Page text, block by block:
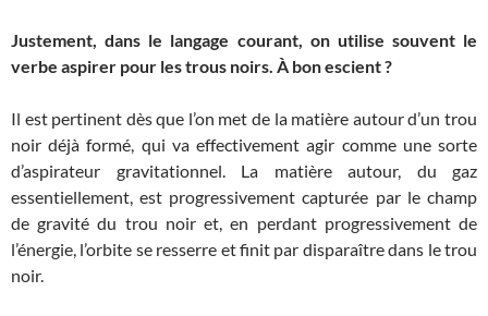
Justement, dans le langage courant, on utilise souvent le
verbe aspirer pour les trous noirs. À bon escient ?
Il est pertinent dès que l’on met de la matière autour d’un trou
noir déjà formé, qui va effectivement agir comme une sorte
d’aspirateur gravitationnel. La matière autour, du gaz
essentiellement, est progressivement capturée par le champ
de gravité du trou noir et, en perdant progressivement de
l’énergie, l’orbite se resserre et finit par disparaître dans le trou
noir.